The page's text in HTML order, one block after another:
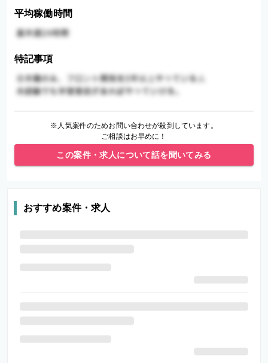
平均稼働時間
特記事項
※人気案件のためお問い合わせが殺到しています。
ご相談はお早めに！
この案件・求人について話を聞いてみる
おすすめ案件・求人